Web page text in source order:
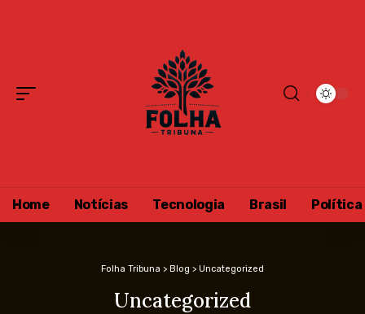
Home Notícias Tecnologia Brasil Política
Folha Tribuna > Blog > Uncategorized
Uncategorized